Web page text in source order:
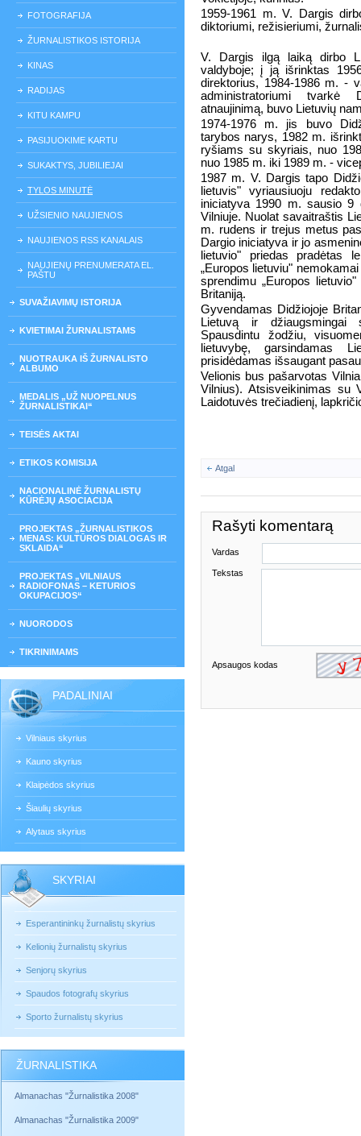
FOTOGRAFIJA
ŽURNALISTIKOS ISTORIJA
KINAS
RADIJAS
KITU KAMPU
PASIJUOKIME KARTU
SUKAKTYS, JUBILIEJAI
TYLOS MINUTĖ
UŽSIENIO NAUJIENOS
NAUJIENOS RSS KANALAIS
NAUJIENŲ PRENUMERATA EL.
PAŠTU
SUVAŽIAVIMŲ ISTORIJA
KVIETIMAI ŽURNALISTAMS
NUOTRAUKA IŠ ŽURNALISTO
ALBUMO
MEDALIS „UŽ NUOPELNUS
ŽURNALISTIKAI“
TEISĖS AKTAI
ETIKOS KOMISIJA
NACIONALINĖ ŽURNALISTŲ
KŪRĖJŲ ASOCIACIJA
PROJEKTAS „ŽURNALISTIKOS
MENAS: KULTŪROS DIALOGAS IR
SKLAIDA“
PROJEKTAS „VILNIAUS
RADIOFONAS – KETURIOS
OKUPACIJOS“
NUORODOS
TIKRINIMAMS
PADALINIAI
Vilniaus skyrius
Kauno skyrius
Klaipėdos skyrius
Šiaulių skyrius
Alytaus skyrius
SKYRIAI
Esperantininkų žurnalistų skyrius
Kelionių žurnalistų skyrius
Senjorų skyrius
Spaudos fotografų skyrius
Sporto žurnalistų skyrius
ŽURNALISTIKA
Almanachas "Žurnalistika 2008"
Almanachas "Žurnalistika 2009"
1959-1961 m. V. Dargis
diktoriumi, režisieriumi,
V. Dargis ilgą laiką dirbo
valdyboje; į ją išrinktas
direktorius, 1984-1986 m. -
administratoriumi tvarkė
atnaujinimą, buvo Lietuvių
1974-1976 m. jis buvo
tarybos narys, 1982 m.
ryšiams su skyriais, nuo
nuo 1985 m. iki 1989 m. -
1987 m. V. Dargis tapo
lietuvis" vyriausiuoju
iniciatyva 1990 m. sausio 9
Vilniuje. Nuolat savaitraštis
m. rudens ir trejus metus
Dargio iniciatyva ir jo
lietuvio" priedas pradėtas
„Europos lietuviu"
sprendimu „Europos
Britaniją.
Gyvendamas Didžiojoje
Lietuvą ir džiaugsmingai
Spausdintu žodžiu,
lietuvybę, garsindamas
prisidėdamas išsaugant
Velionis bus pašarvotas
Vilnius). Atsisveikinimas su
Laidotuvės trečiadienį,
Atgal
Rašyti komentarą
Vardas
Tekstas
Apsaugos kodas